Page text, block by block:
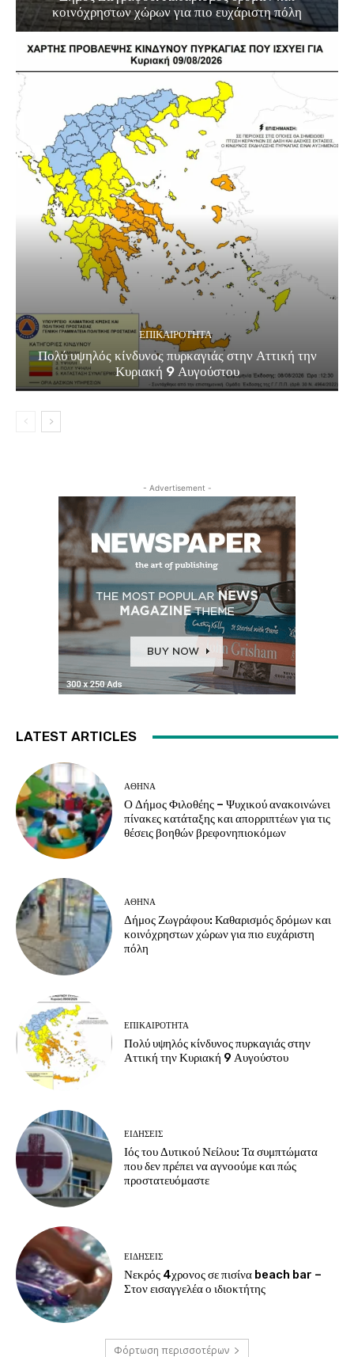
κοινόχρηστων χώρων για πιο ευχάριστη πόλη
ΕΠΙΚΑΙΡΟΤΗΤΑ
Πολύ υψηλός κίνδυνος πυρκαγιάς στην Αττική την
Κυριακή 9 Αυγούστου
- Advertisement -
LATEST ARTICLES
ΑΘΗΝΑ
Ο Δήμος Φιλοθέης – Ψυχικού ανακοινώνει
πίνακες κατάταξης και απορριπτέων για τις
θέσεις βοηθών βρεφονηπιοκόμων
ΑΘΗΝΑ
Δήμος Ζωγράφου: Καθαρισμός δρόμων και
κοινόχρηστων χώρων για πιο ευχάριστη
πόλη
ΕΠΙΚΑΙΡΟΤΗΤΑ
Πολύ υψηλός κίνδυνος πυρκαγιάς στην
Αττική την Κυριακή 9 Αυγούστου
ΕΙΔΗΣΕΙΣ
Ιός του Δυτικού Νείλου: Τα συμπτώματα
που δεν πρέπει να αγνοούμε και πώς
προστατευόμαστε
ΕΙΔΗΣΕΙΣ
Νεκρός 4χρονος σε πισίνα beach bar –
Στον εισαγγελέα ο ιδιοκτήτης
Φόρτωση περισσοτέρων